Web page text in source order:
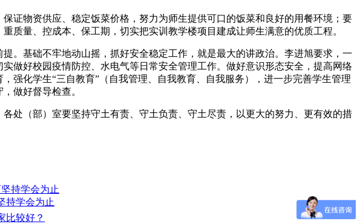
证物资供应、稳定饭菜价格，努力为师生提供可口的饭菜和良好的用餐环境；要
质量、控成本、保工期，切实把实训教学楼项目建成让师生满意的优质工程。
。基础不牢地动山摇，抓好安全稳定工作，就是最大的讲政治。李进旭要求，一
做好校园疫情防控、水电气等日常安全管理工作。做好意识形态安全，提高网络
强化学生“三自教育”（自我管理、自我教育、自我服务），进一步完善学生管理
做好督导检查。
处（部）室要坚持守土有责、守土负责、守土尽责，以更大的努力、更有效的措
持学会为止